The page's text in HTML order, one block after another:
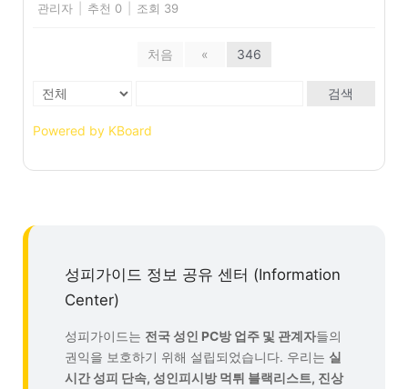
관리자 추천 0 조회 39
처음 « 346
검색
Powered by KBoard
성피가이드 정보 공유 센터 (Information
Center)
성피가이드는 전국 성인 PC방 업주 및 관계자들의
권익을 보호하기 위해 설립되었습니다. 우리는 실
시간 성피 단속, 성인피시방 먹튀 블랙리스트, 진상